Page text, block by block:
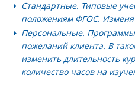
Стандартные. Типовые
положениям ФГОС.
Персональные.
пожеланий клиента. В
изменить длительность
количество часов на